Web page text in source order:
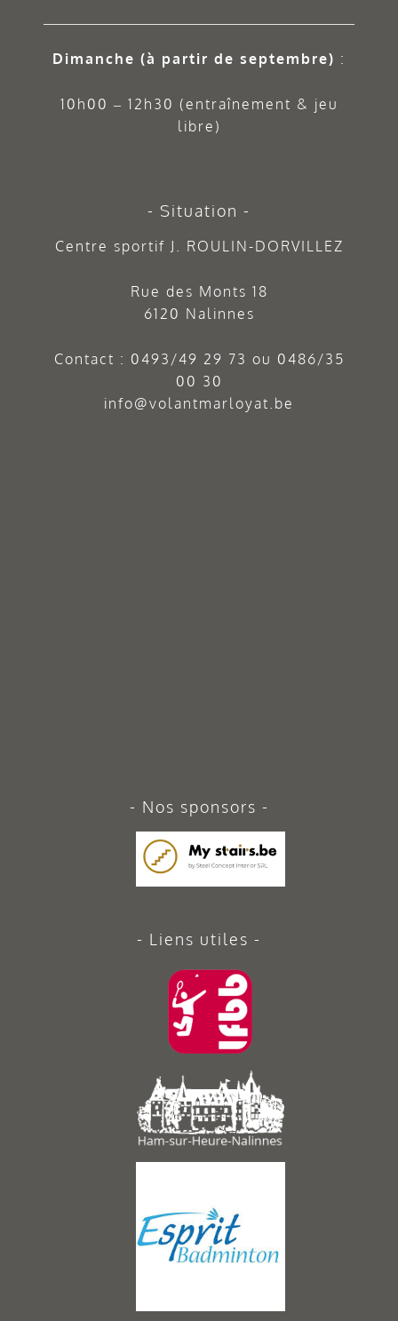
Dimanche (à partir de septembre) :
10h00 – 12h30 (entraînement & jeu
libre)
Situation
Centre sportif J. ROULIN-DORVILLEZ
Rue des Monts 18
6120 Nalinnes
Contact : 0493/49 29 73 ou 0486/35
00 30
info@volantmarloyat.be
Nos sponsors
Liens utiles